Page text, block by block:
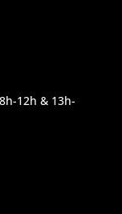
12h & 13h-